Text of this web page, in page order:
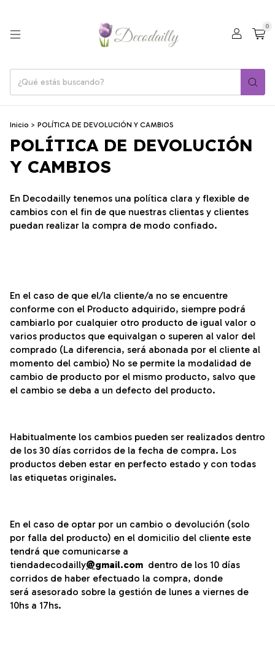
0
Inicio > POLÍTICA DE DEVOLUCIÓN Y CAMBIOS
POLÍTICA DE DEVOLUCIÓN
Y CAMBIOS
En Decodailly tenemos una política clara y flexible de
cambios con el fin de que nuestras clientas y clientes
puedan realizar la compra de modo confiado.
En el caso de que el/la cliente/a no se encuentre
conforme con el Producto adquirido, siempre podrá
cambiarlo por cualquier otro producto de igual valor o
varios productos que equivalgan o superen al valor del
comprado (La diferencia, será abonada por el cliente al
momento del cambio) No se permite la modalidad de
cambio de producto por el mismo producto, salvo que
el cambio se deba a un defecto del producto.
Habitualmente los cambios pueden ser realizados dentro
de los 30 días corridos de la fecha de compra. Los
productos deben estar en perfecto estado y con todas
las etiquetas originales.
En el caso de optar por un cambio o devolución (solo
por falla del producto) en el domicilio del cliente este
tendrá que comunicarse a
tiendadecodailly@gmail.com dentro de los 10 días
corridos de haber efectuado la compra, donde
será asesorado sobre la gestión de lunes a viernes de
10hs a 17hs.